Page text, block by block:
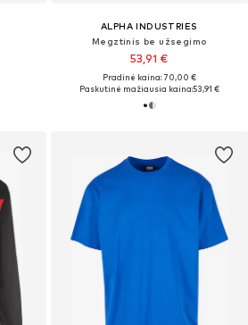
ALPHA INDUSTRIES
Megztinis be užsegimo
53,91 €
Pradinė kaina: 70,00 €
Paskutinė mažiausia kaina:53,91 €